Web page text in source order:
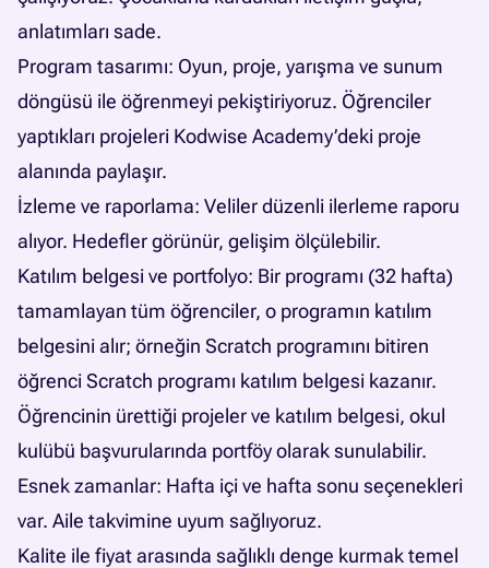
anlatımları sade.
Program tasarımı: Oyun, proje, yarışma ve sunum
döngüsü ile öğrenmeyi pekiştiriyoruz. Öğrenciler
yaptıkları projeleri Kodwise Academy’deki proje
alanında paylaşır.
İzleme ve raporlama: Veliler düzenli ilerleme raporu
alıyor. Hedefler görünür, gelişim ölçülebilir.
Katılım belgesi ve portfolyo: Bir programı (32 hafta)
tamamlayan tüm öğrenciler, o programın katılım
belgesini alır; örneğin Scratch programını bitiren
öğrenci Scratch programı katılım belgesi kazanır.
Öğrencinin ürettiği projeler ve katılım belgesi, okul
kulübü başvurularında portföy olarak sunulabilir.
Esnek zamanlar: Hafta içi ve hafta sonu seçenekleri
var. Aile takvimine uyum sağlıyoruz.
Kalite ile fiyat arasında sağlıklı denge kurmak temel